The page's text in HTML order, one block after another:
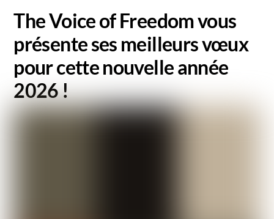
The Voice of Freedom vous
présente ses meilleurs vœux
pour cette nouvelle année
2026 !